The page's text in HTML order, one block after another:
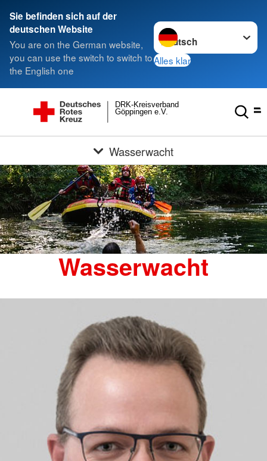
Sie befinden sich auf der
deutschen Website
You are on the German website,
you can use the switch to switch to
the English one
Sprache wechseln zu
Alles klar
Göppingen e.V.
DRK-Kreisverband
Wasserwacht
Wasserwacht